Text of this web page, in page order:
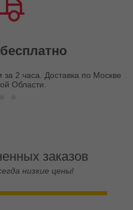
2 часа. Доставка по Москве
Области.
заказов
низкие цены!